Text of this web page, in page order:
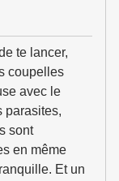
te lancer,
coupelles
avec le
parasites,
sont
en même
Et un